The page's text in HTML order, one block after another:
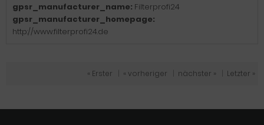
gpsr_manufacturer_name: Filterprofi24
gpsr_manufacturer_homepage:
http://www.filterprofi24.de
« Erster « vorheriger nächster » Letzter »